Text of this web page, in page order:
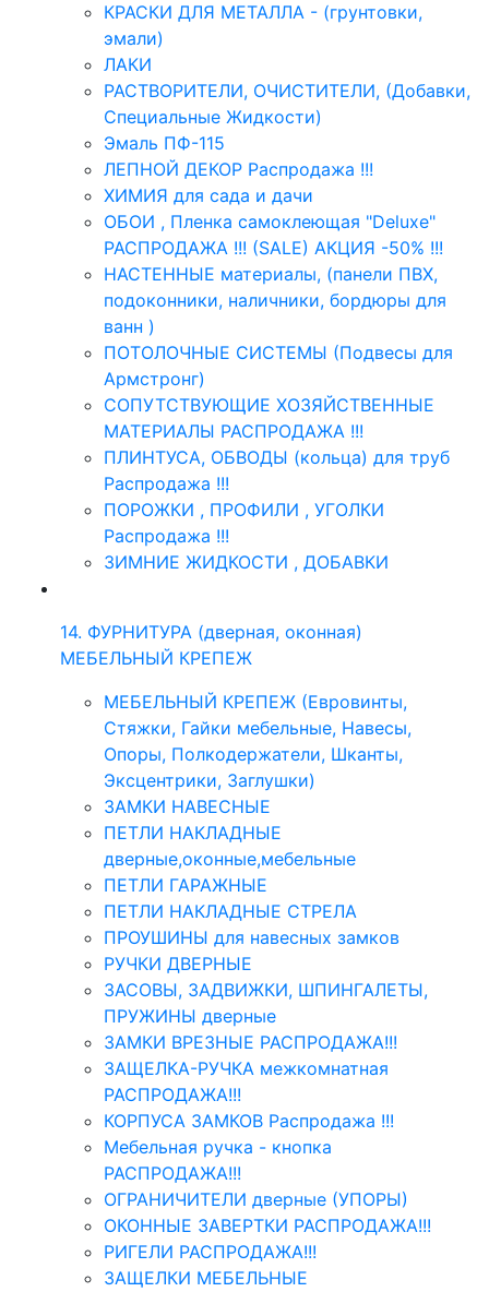
КРАСКИ ДЛЯ МЕТАЛЛА - (грунтовки,
эмали)
ЛАКИ
РАСТВОРИТЕЛИ, ОЧИСТИТЕЛИ, (Добавки,
Специальные Жидкости)
Эмаль ПФ-115
ЛЕПНОЙ ДЕКОР Распродажа !!!
ХИМИЯ для сада и дачи
ОБОИ , Пленка самоклеющая "Deluxe"
РАСПРОДАЖА !!! (SALE) АКЦИЯ -50% !!!
НАСТЕННЫЕ материалы, (панели ПВХ,
подоконники, наличники, бордюры для
ванн )
ПОТОЛОЧНЫЕ СИСТЕМЫ (Подвесы для
Армстронг)
СОПУТСТВУЮЩИЕ ХОЗЯЙСТВЕННЫЕ
МАТЕРИАЛЫ РАСПРОДАЖА !!!
ПЛИНТУСА, ОБВОДЫ (кольца) для труб
Распродажа !!!
ПОРОЖКИ , ПРОФИЛИ , УГОЛКИ
Распродажа !!!
ЗИМНИЕ ЖИДКОСТИ , ДОБАВКИ
14. ФУРНИТУРА (дверная, оконная)
МЕБЕЛЬНЫЙ КРЕПЕЖ
МЕБЕЛЬНЫЙ КРЕПЕЖ (Евровинты,
Стяжки, Гайки мебельные, Навесы,
Опоры, Полкодержатели, Шканты,
Эксцентрики, Заглушки)
ЗАМКИ НАВЕСНЫЕ
ПЕТЛИ НАКЛАДНЫЕ
дверные,оконные,мебельные
ПЕТЛИ ГАРАЖНЫЕ
ПЕТЛИ НАКЛАДНЫЕ СТРЕЛА
ПРОУШИНЫ для навесных замков
РУЧКИ ДВЕРНЫЕ
ЗАСОВЫ, ЗАДВИЖКИ, ШПИНГАЛЕТЫ,
ПРУЖИНЫ дверные
ЗАМКИ ВРЕЗНЫЕ РАСПРОДАЖА!!!
ЗАЩЕЛКА-РУЧКА межкомнатная
РАСПРОДАЖА!!!
КОРПУСА ЗАМКОВ Распродажа !!!
Мебельная ручка - кнопка
РАСПРОДАЖА!!!
ОГРАНИЧИТЕЛИ дверные (УПОРЫ)
ОКОННЫЕ ЗАВЕРТКИ РАСПРОДАЖА!!!
РИГЕЛИ РАСПРОДАЖА!!!
ЗАЩЕЛКИ МЕБЕЛЬНЫЕ